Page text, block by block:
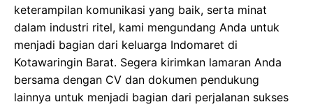
keterampilan komunikasi yang baik, serta minat
dalam industri ritel, kami mengundang Anda untuk
menjadi bagian dari keluarga Indomaret di
Kotawaringin Barat. Segera kirimkan lamaran Anda
bersama dengan CV dan dokumen pendukung
lainnya untuk menjadi bagian dari perjalanan sukses